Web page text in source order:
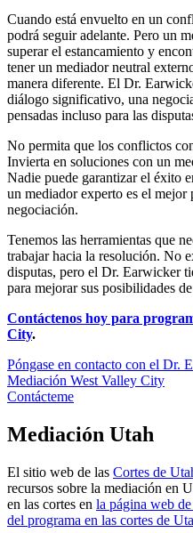
Cuando está envuelto en un
podrá seguir adelante. Pero un
superar el estancamiento y
tener un mediador neutral
manera diferente. El Dr.
diálogo significativo, una
pensadas incluso para las
No permita que los conflictos
Invierta en soluciones con un
Nadie puede garantizar el éxito
un mediador experto es el mejor
negociación.
Tenemos las herramientas que
trabajar hacia la resolución. No
disputas, pero el Dr. Earwicker
para mejorar sus posibilidades
Contáctenos hoy para
City.
Póngase en contacto con el Dr.
Mediación West Valley City
Contácteme
Mediación Utah
El sitio web de las Cortes de
recursos sobre la mediación en
en las cortes en la página web
del programa en las cortes de